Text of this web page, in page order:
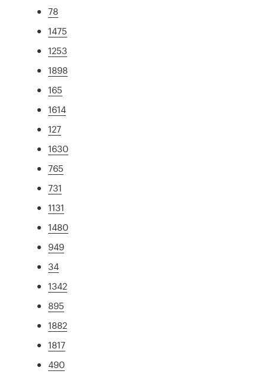
78
1475
1253
1898
165
1614
127
1630
765
731
1131
1480
949
34
1342
895
1882
1817
490